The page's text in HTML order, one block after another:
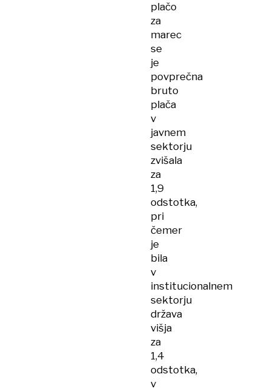
plačo
za
marec
se
je
povprečna
bruto
plača
v
javnem
sektorju
zvišala
za
1,9
odstotka,
pri
čemer
je
bila
v
institucionalnem
sektorju
država
višja
za
1,4
odstotka,
v